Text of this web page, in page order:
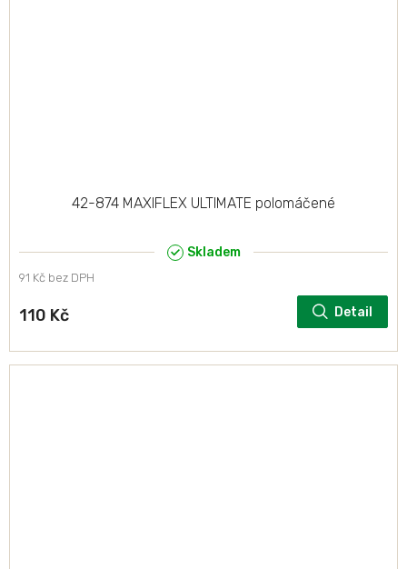
42-874 MAXIFLEX ULTIMATE polomáčené
Skladem
91 Kč bez DPH
110 Kč Detail